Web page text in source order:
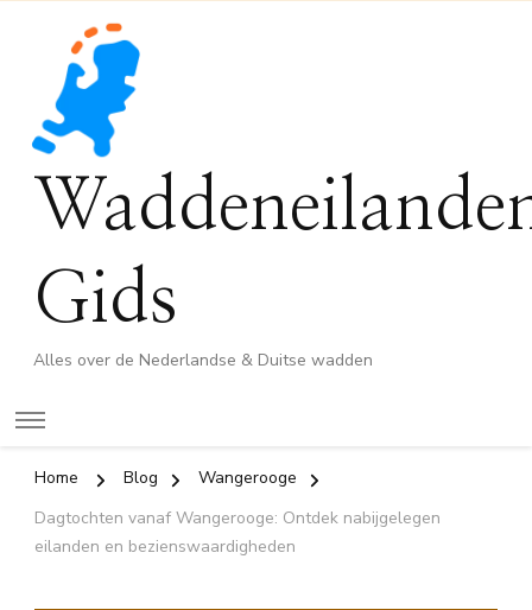
Gids
Alles over de Nederlandse & Duitse wadden
Home Blog
Wangerooge
Dagtochten vanaf Wangerooge: Ontdek nabijgelegen
eilanden en bezienswaardigheden